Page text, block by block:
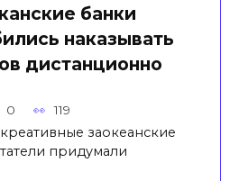
банки
наказывать
дистанционно
0 119
заокеанские
придумали